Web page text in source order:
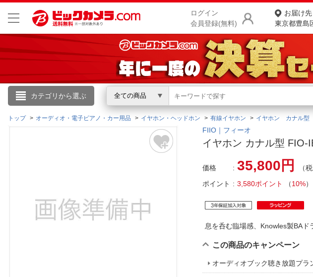
ログイン
会員登録(無料)
お届け先
東京都豊島
カテゴリから選ぶ 全ての商品
こんにちは
ログイン
閲覧履歴
商品をさがす
ランキングから
お客様サポ
ご利用ガイド
よくある質問・
ご利用規約
トップ オーディオ・電子ピアノ・カー用品 イヤホン・ヘッドホン 有線イヤホン イヤホン カナル型
FIIO｜フィーオ
イヤホン カナル型 FIO-
価格 35,800円
（
ポイント
3,580ポイント （10%）
息を呑む臨場感、Knowles製BA
この商品のキャンペーン
オーディオブック聴き放題プラ